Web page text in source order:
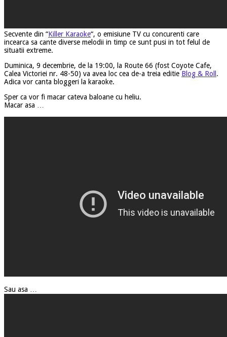
Secvente din “Killer Karaoke“, o emisiune TV cu concurenti care
incearca sa cante diverse melodii in timp ce sunt pusi in tot felul de
situatii extreme.
Duminica, 9 decembrie, de la 19:00, la Route 66 (fost Coyote Cafe,
Calea Victoriei nr. 48-50) va avea loc cea de-a treia editie Blog & Roll .
Adica vor canta bloggeri la karaoke.
Sper ca vor fi macar cateva baloane cu heliu.
Macar asa …
Sau asa …